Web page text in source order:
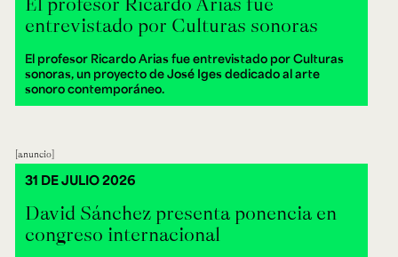
entrevistado por Culturas sonoras
El profesor Ricardo Arias fue entrevistado por Culturas
sonoras, un proyecto de José Iges dedicado al arte
sonoro contemporáneo.
anuncio
David Sánchez presenta ponencia en
congreso internacional
31 DE JULIO 2026